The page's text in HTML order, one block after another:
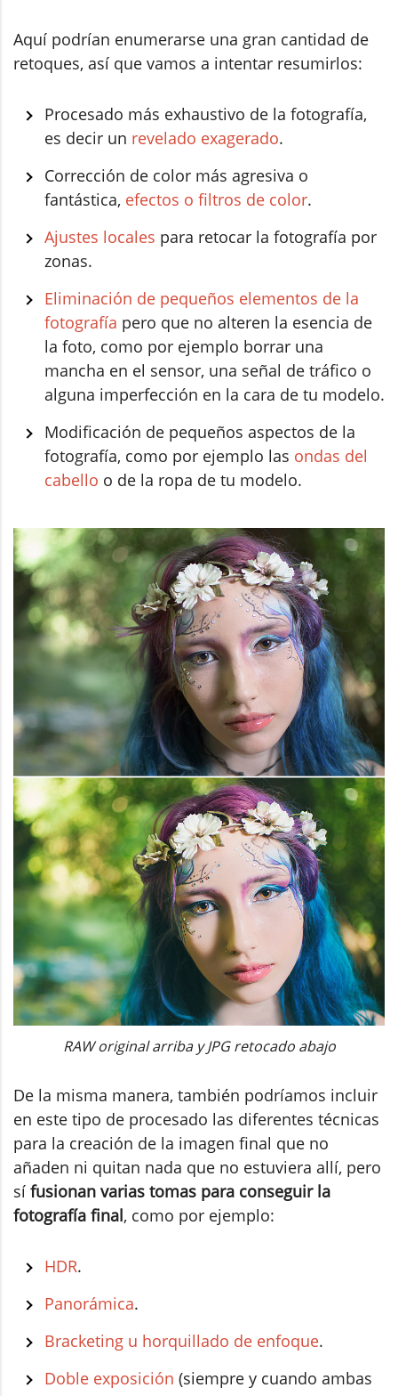
Aquí podrían enumerarse una gran cantidad de
retoques, así que vamos a intentar resumirlos:
Procesado más exhaustivo de la fotografía,
es decir un revelado exagerado.
Corrección de color más agresiva o
fantástica, efectos o filtros de color.
Ajustes locales para retocar la fotografía por
zonas.
Eliminación de pequeños elementos de la
fotografía pero que no alteren la esencia de
la foto, como por ejemplo borrar una
mancha en el sensor, una señal de tráfico o
alguna imperfección en la cara de tu modelo.
Modificación de pequeños aspectos de la
fotografía, como por ejemplo las ondas del
cabello o de la ropa de tu modelo.
RAW original arriba y JPG retocado abajo
De la misma manera, también podríamos incluir
en este tipo de procesado las diferentes técnicas
para la creación de la imagen final que no
añaden ni quitan nada que no estuviera allí, pero
sí fusionan varias tomas para conseguir la
fotografía final, como por ejemplo:
HDR.
Panorámica.
Bracketing u horquillado de enfoque.
Doble exposición (siempre y cuando ambas